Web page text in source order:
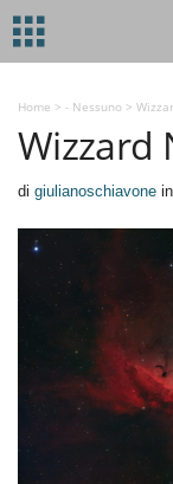
Home > - Nessuno >
Wizzard
di giulianoschiavone